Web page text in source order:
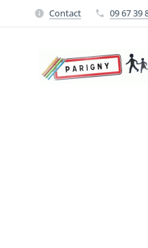
Contact 09 67 39